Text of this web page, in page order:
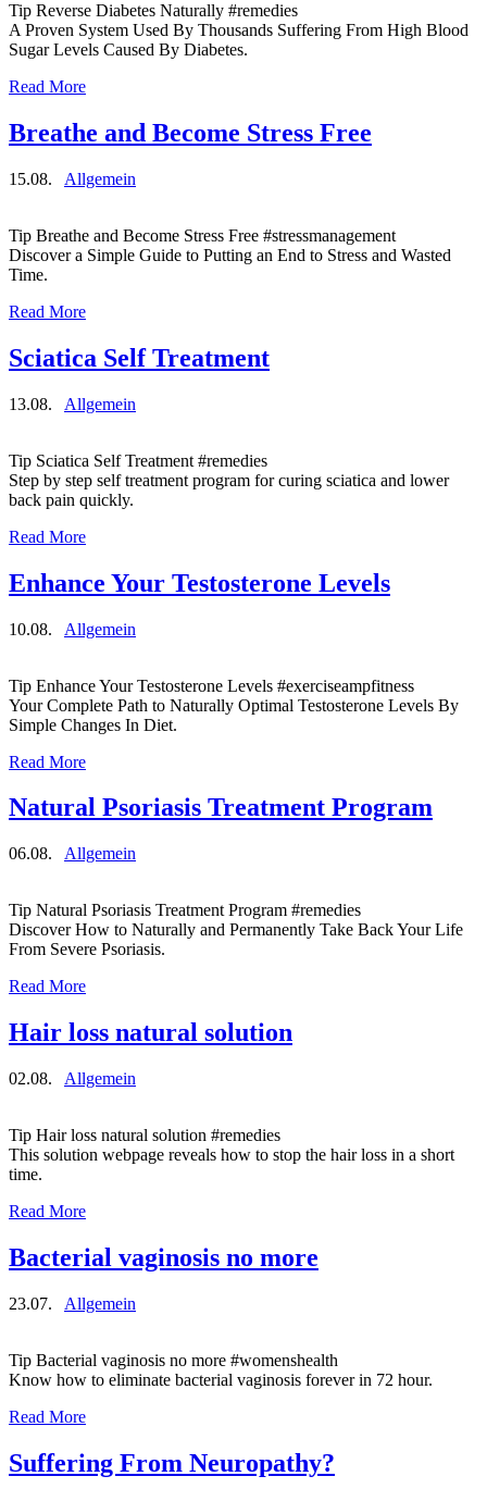
Tip Reverse Diabetes Naturally #remedies
A Proven System Used By Thousands Suffering From High Blood
Sugar Levels Caused By Diabetes.
Read More
Breathe and Become Stress Free
15.08. Allgemein
Tip Breathe and Become Stress Free #stressmanagement
Discover a Simple Guide to Putting an End to Stress and Wasted
Time.
Read More
Sciatica Self Treatment
13.08. Allgemein
Tip Sciatica Self Treatment #remedies
Step by step self treatment program for curing sciatica and lower
back pain quickly.
Read More
Enhance Your Testosterone Levels
10.08. Allgemein
Tip Enhance Your Testosterone Levels #exerciseampfitness
Your Complete Path to Naturally Optimal Testosterone Levels By
Simple Changes In Diet.
Read More
Natural Psoriasis Treatment Program
06.08. Allgemein
Tip Natural Psoriasis Treatment Program #remedies
Discover How to Naturally and Permanently Take Back Your Life
From Severe Psoriasis.
Read More
Hair loss natural solution
02.08. Allgemein
Tip Hair loss natural solution #remedies
This solution webpage reveals how to stop the hair loss in a short
time.
Read More
Bacterial vaginosis no more
23.07. Allgemein
Tip Bacterial vaginosis no more #womenshealth
Know how to eliminate bacterial vaginosis forever in 72 hour.
Read More
Suffering From Neuropathy?